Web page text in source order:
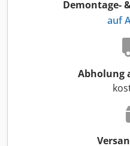
Demontage-
auf
Abholung